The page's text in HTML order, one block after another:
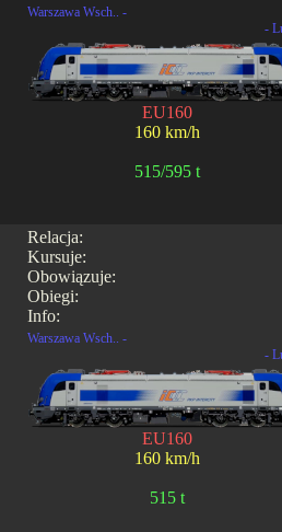
Warszawa Wsch.. -
-
EU160
160 km/h
515/595 t
Relacja:
Kursuje:
Obowiązuje:
Obiegi:
Info:
Warszawa Wsch.. -
-
EU160
160 km/h
515 t